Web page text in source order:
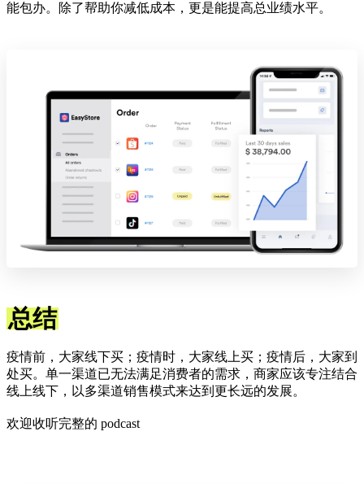
能包办。除了帮助你减低成本，更是能提高总业绩水平。
总结
疫情前，大家线下买；疫情时，大家线上买；疫情后，大家到
处买。单一渠道已无法满足消费者的需求，商家应该专注结合
线上线下，以多渠道销售模式来达到更长远的发展。
欢迎收听完整的 podcast